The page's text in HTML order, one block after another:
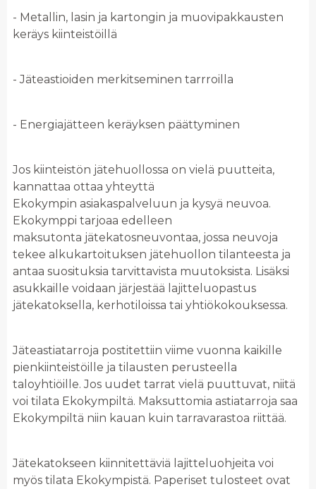
- Metallin, lasin ja kartongin ja muovipakkausten
keräys kiinteistöillä
- Jäteastioiden merkitseminen tarrroilla
- Energiajätteen keräyksen päättyminen
Jos kiinteistön jätehuollossa on vielä puutteita,
kannattaa ottaa yhteyttä
Ekokympin asiakaspalveluun ja kysyä neuvoa.
Ekokymppi tarjoaa edelleen
maksutonta jätekatosneuvontaa, jossa neuvoja
tekee alkukartoituksen jätehuollon tilanteesta ja
antaa suosituksia tarvittavista muutoksista. Lisäksi
asukkaille voidaan järjestää lajitteluopastus
jätekatoksella, kerhotiloissa tai yhtiökokouksessa.
Jäteastiatarroja postitettiin viime vuonna kaikille
pienkiinteistöille ja tilausten perusteella
taloyhtiöille. Jos uudet tarrat vielä puuttuvat, niitä
voi tilata Ekokympiltä. Maksuttomia astiatarroja saa
Ekokympiltä niin kauan kuin tarravarastoa riittää.
Jätekatokseen kiinnitettäviä lajitteluohjeita voi
myös tilata Ekokympistä. Paperiset tulosteet ovat